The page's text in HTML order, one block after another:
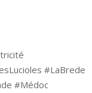
#LaBrede
#Médoc